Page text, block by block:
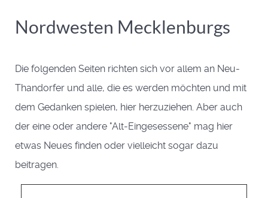
Nordwesten Mecklenburgs
Die folgenden Seiten richten sich vor allem an Neu-
Thandorfer und alle, die es werden möchten und mit
dem Gedanken spielen, hier herzuziehen. Aber auch
der eine oder andere "Alt-Eingesessene" mag hier
etwas Neues finden oder vielleicht sogar dazu
beitragen.